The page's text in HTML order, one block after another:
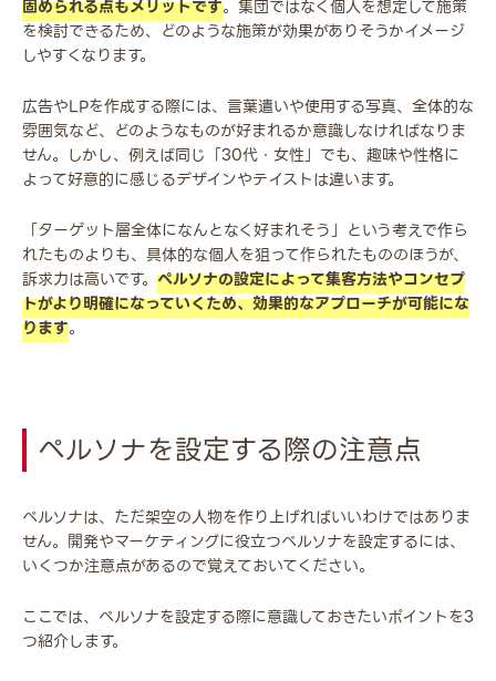
固められる点もメリットです。集団ではなく個人を想定して施策
を検討できるため、どのような施策が効果がありそうかイメージ
しやすくなります。
広告やLPを作成する際には、言葉遣いや使用する写真、全体的な
雰囲気など、どのようなものが好まれるか意識しなければなりま
せん。しかし、例えば同じ「30代・女性」でも、趣味や性格に
よって好意的に感じるデザインやテイストは違います。
「ターゲット層全体になんとなく好まれそう」という考えで作ら
れたものよりも、具体的な個人を狙って作られたもののほうが、
訴求力は高いです。 ペルソナの設定によって集客方法やコンセプ
トがより明確になっていくため、効果的なアプローチが可能にな
ります。
ペルソナを設定する際の注意点
ペルソナは、ただ架空の人物を作り上げればいいわけではありま
せん。開発やマーケティングに役立つペルソナを設定するには、
いくつか注意点があるので覚えておいてください。
ここでは、ペルソナを設定する際に意識しておきたいポイントを3
つ紹介します。